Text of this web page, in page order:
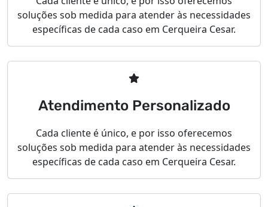
soluções sob medida para atender às necessidades
específicas de cada caso em Cerqueira Cesar.
Atendimento Personalizado
Cada cliente é único, e por isso oferecemos
soluções sob medida para atender às necessidades
específicas de cada caso em Cerqueira Cesar.